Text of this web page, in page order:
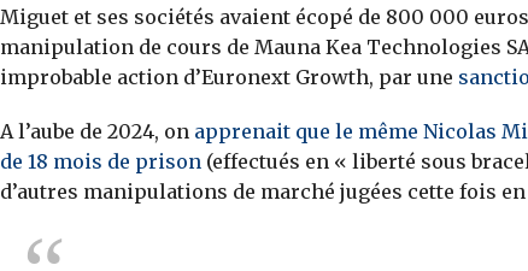
Miguet et ses sociétés avaient écopé de 800 000
manipulation de cours de Mauna Kea Technologies
improbable action d’Euronext Growth, par une
A l’aube de 2024, on apprenait que le même Nicolas
de 18 mois de prison (effectués en « liberté sous
d’autres manipulations de marché jugées cette fois